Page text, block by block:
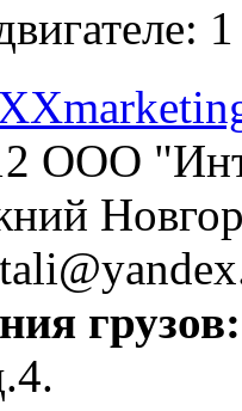
: 1
ООО
грузов: